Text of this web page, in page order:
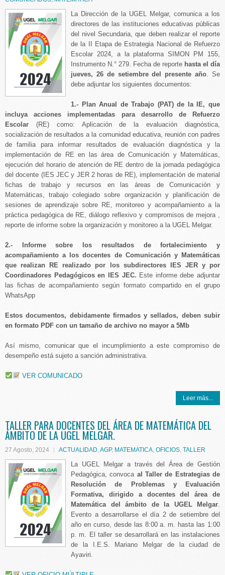
La Dirección de la UGEL Melgar, comunica a los
directores de las instituciones educativas públicas
del nivel Secundaria, que deben realizar el reporte
de la II Etapa de Estrategia Nacional de Refuerzo
Escolar 2024, a la plataforma SIMON PM 155,
Instrumento N.° 279. Fecha de reporte hasta el día
jueves, 26 de setiembre del presente año . Se
debe adjuntar los siguientes documentos:
1.- Plan Anual de Trabajo (PAT) de la IE, que
incluya acciones implementadas para desarrollo de Refuerzo
Escolar (RE) como: Aplicación de la evaluación diagnóstica,
socialización de resultados a la comunidad educativa, reunión con padres
de familia para informar resultados de evaluación diagnóstica y la
implementación de RE en las área de Comunicación y Matemáticas,
ejecución del horario de atención de RE dentro de la jornada pedagógica
del docente (IES JEC y JER 2 horas de RE), implementación de material
fichas de trabajo y recursos en las áreas de Comunicación y
Matemáticas, trabajo colegiado sobre organización y planificación de
sesiones de aprendizaje sobre RE, monitoreo y acompañamiento a la
práctica pedagógica de RE, diálogo reflexivo y compromisos de mejora ,
reporte de informe sobre la organización y monitoreo a la UGEL Melgar.
2.- Informe sobre los resultados de fortalecimiento y
acompañamiento a los docentes de Comunicación y Matemáticas
que realizan RE realizado por los subdirectores IES JER y por
Coordinadores Pedagógicos en IES JEC. Este informe debe adjuntar
las fichas de acompañamiento según formato compartido en el grupo
WhatsApp
Estos documentos, debidamente firmados y sellados, deben subir
en formato PDF con un tamaño de archivo no mayor a 5Mb
Así mismo, comunicar que el incumplimiento a este compromiso de
desempeño está sujeto a sanción administrativa.
VER COMUNICADO
Leer más...
TALLER PARA DOCENTES DEL ÁREA DE MATEMÁTICA DEL
ÁMBITO DE LA UGEL MELGAR.
27 Agosto, 2024 ACTUALIDAD,AGP, MATEMATICA, OFICIOS, TALLER
La UGEL Melgar a través del Área de Gestión
Pedagógica, convoca al Taller de Estrategias de
Resolución de Problemas y Evaluación
Formativa, dirigido a docentes del área de
Matemática del ámbito de la UGEL Melgar
Evento a desarrollarse el día 2 de setiembre del
año en curso, desde las 8:00 a. m. hasta las 1:00
p. m. El taller se desarrollará en las instalaciones
de la I.E.S. Mariano Melgar de la ciudad de
Ayaviri.